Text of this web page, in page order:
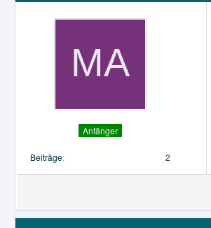
Anfänger
Beiträge 2